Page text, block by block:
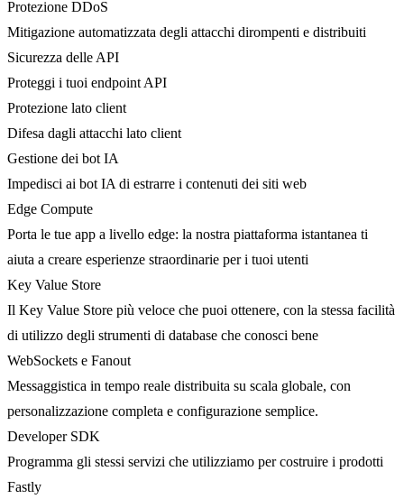
Protezione DDoS
Mitigazione automatizzata degli attacchi dirompenti e distribuiti
Sicurezza delle API
Proteggi i tuoi endpoint API
Protezione lato client
Difesa dagli attacchi lato client
Gestione dei bot IA
Impedisci ai bot IA di estrarre i contenuti dei siti web
Edge Compute
Porta le tue app a livello edge: la nostra piattaforma istantanea ti
aiuta a creare esperienze straordinarie per i tuoi utenti
Key Value Store
Il Key Value Store più veloce che puoi ottenere, con la stessa facilità
di utilizzo degli strumenti di database che conosci bene
WebSockets e Fanout
Messaggistica in tempo reale distribuita su scala globale, con
personalizzazione completa e configurazione semplice.
Developer SDK
Programma gli stessi servizi che utilizziamo per costruire i prodotti
Fastly